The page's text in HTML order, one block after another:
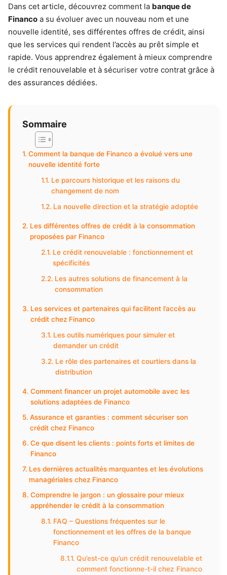
Dans cet article, découvrez comment la banque de
Financo a su évoluer avec un nouveau nom et une
nouvelle identité, ses différentes offres de crédit, ainsi
que les services qui rendent l’accès au prêt simple et
rapide. Vous apprendrez également à mieux comprendre
le crédit renouvelable et à sécuriser votre contrat grâce à
des assurances dédiées.
Sommaire
Comment la banque de Financo a évolué vers une
nouvelle identité forte
Le parcours historique et les raisons du
changement de nom
La nouvelle direction et la stratégie adoptée
Les différentes offres de crédit à la consommation
proposées par Financo
Le crédit renouvelable : fonctionnement et
spécificités
Les autres solutions de financement à la
consommation
Les services et partenaires qui facilitent l’accès au
crédit chez Financo
Les outils numériques pour simuler et
demander un crédit
Le rôle des partenaires et courtiers dans la
distribution
Comment financer un projet automobile avec les
solutions adaptées de Financo
Assurance et garanties : comment sécuriser son
crédit chez Financo
Ce que disent les clients : points forts et limites de
Financo
Les dernières actualités marquantes et les évolutions
managériales chez Financo
Comprendre le jargon : un glossaire pour mieux
appréhender le crédit à la consommation
FAQ – Questions fréquentes sur le
fonctionnement et les offres de la banque
Financo
Qu’est-ce qu’un crédit renouvelable et
comment fonctionne-t-il chez Financo